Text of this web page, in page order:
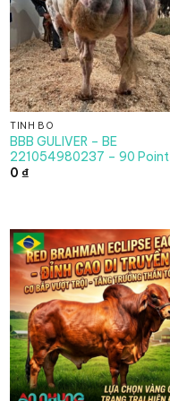
TINH BÒ
BBB GULIVER – BE
221054980237 – 90 Point
0₫